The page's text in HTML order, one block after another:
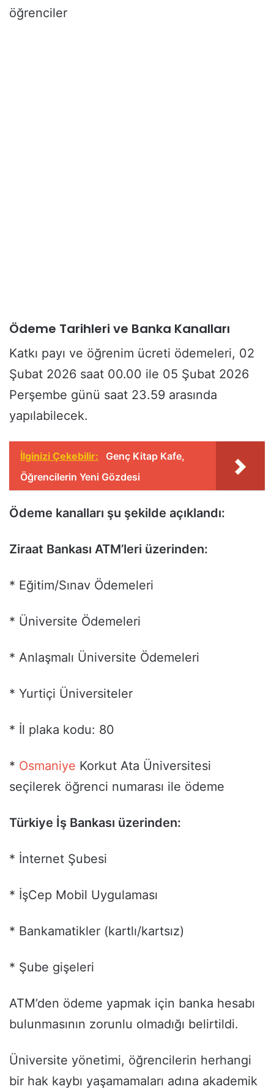
öğrenciler
Ödeme Tarihleri ve Banka Kanalları
Katkı payı ve öğrenim ücreti ödemeleri, 02
Şubat 2026 saat 00.00 ile 05 Şubat 2026
Perşembe günü saat 23.59 arasında
yapılabilecek.
İlginizi Çekebilir:
Genç Kitap Kafe,
Öğrencilerin Yeni Gözdesi
Ödeme kanalları şu şekilde açıklandı:
Ziraat Bankası ATM’leri üzerinden:
* Eğitim/Sınav Ödemeleri
* Üniversite Ödemeleri
* Anlaşmalı Üniversite Ödemeleri
* Yurtiçi Üniversiteler
* İl plaka kodu: 80
* Osmaniye Korkut Ata Üniversitesi
seçilerek öğrenci numarası ile ödeme
Türkiye İş Bankası üzerinden:
* İnternet Şubesi
* İşCep Mobil Uygulaması
* Bankamatikler (kartlı/kartsız)
* Şube gişeleri
ATM’den ödeme yapmak için banka hesabı
bulunmasının zorunlu olmadığı belirtildi.
Üniversite yönetimi, öğrencilerin herhangi
bir hak kaybı yaşamamaları adına akademik